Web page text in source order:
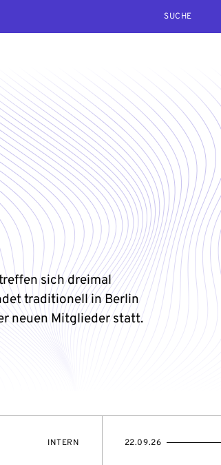
sich dreimal
traditionell in Berlin
neuen Mitglieder statt.
VERANSTALTUNGSZUGANG:
INTERN EVENTBEGINSON
22.09.26
EVENTENDSON